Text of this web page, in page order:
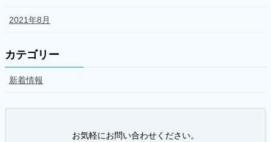
2021年8月
カテゴリー
新着情報
お気軽にお問い合わせください。